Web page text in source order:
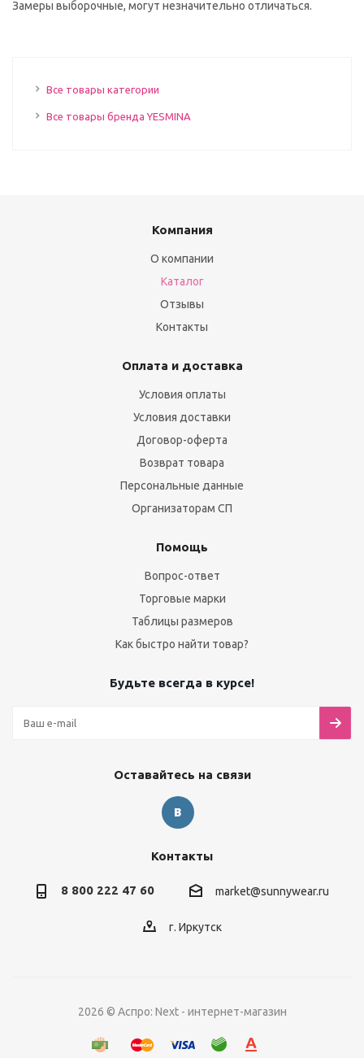
Замеры выборочные, могут незначительно отличаться.
Все товары категории
Все товары бренда YESMINA
Компания
О компании
Каталог
Отзывы
Контакты
Оплата и доставка
Условия оплаты
Условия доставки
Договор-оферта
Возврат товара
Персональные данные
Организаторам СП
Помощь
Вопрос-ответ
Торговые марки
Таблицы размеров
Как быстро найти товар?
Будьте всегда в курсе!
Оставайтесь на связи
Контакты
8 800 222 47 60 market@sunnywear.ru
г. Иркутск
2026 © Аспро: Next - интернет-магазин